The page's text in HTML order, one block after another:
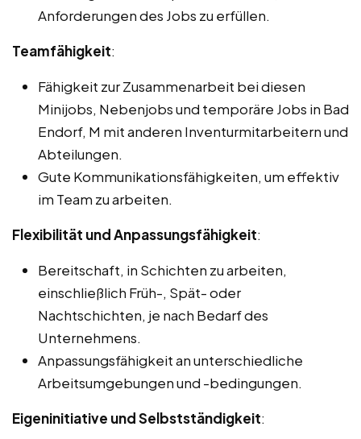
Anforderungen des Jobs zu erfüllen.
Teamfähigkeit:
Fähigkeit zur Zusammenarbeit bei diesen
Minijobs, Nebenjobs und temporäre Jobs in Bad
Endorf, M mit anderen Inventurmitarbeitern und
Abteilungen.
Gute Kommunikationsfähigkeiten, um effektiv
im Team zu arbeiten.
Flexibilität und Anpassungsfähigkeit:
Bereitschaft, in Schichten zu arbeiten,
einschließlich Früh-, Spät- oder
Nachtschichten, je nach Bedarf des
Unternehmens.
Anpassungsfähigkeit an unterschiedliche
Arbeitsumgebungen und -bedingungen.
Eigeninitiative und Selbstständigkeit: